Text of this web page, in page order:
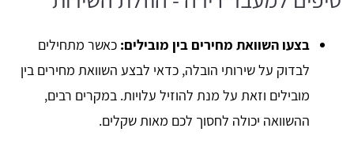
בצעו השוואת מחירים בין מובילים: כאשר מתחילים
לבדוק על שירותי הובלה, כדאי לבצע השוואת מחירים בין
מובילים וזאת על מנת להוזיל עלויות. במקרים רבים,
ההשוואה יכולה לחסוך לכם מאות שקלים.